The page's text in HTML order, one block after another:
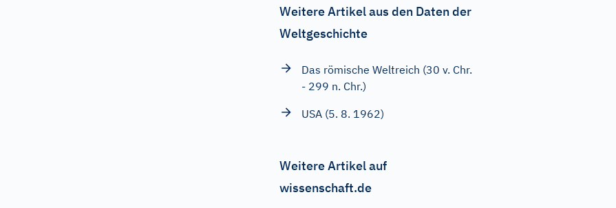
Weitere Artikel aus den Daten der
Weltgeschichte
Das römische Weltreich (30 v. Chr.
- 299 n. Chr.)
USA (5. 8. 1962)
Weitere Artikel auf
wissenschaft.de